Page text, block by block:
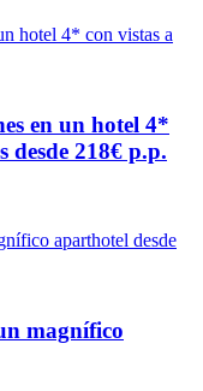
en un hotel 4*
desde 218€ p.p.
magnífico